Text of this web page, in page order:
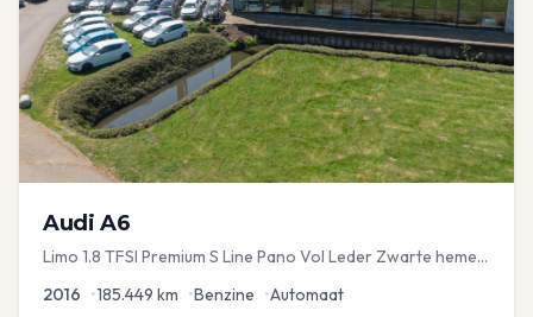
Audi A6
Limo 1.8 TFSI Premium S Line Pano Vol Leder Zwarte hemel
2016 •185.449 km •Benzine •Automaat